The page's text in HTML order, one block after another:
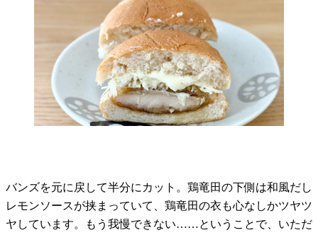
バンズを元に戻して半分にカット。鶏竜田の下側は和風だし
レモンソースが挟まっていて、鶏竜田の衣も心なしかツヤツ
ヤしています。もう我慢できない……ということで、いただ